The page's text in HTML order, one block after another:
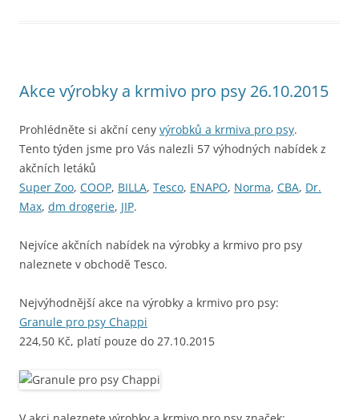
Akce výrobky a krmivo pro psy 26.10.2015
Prohlédněte si akční ceny výrobků a krmiva pro psy.
Tento týden jsme pro Vás nalezli 57 výhodných nabídek z
akčních letáků
Super Zoo, COOP, BILLA, Tesco, ENAPO, Norma, CBA, Dr.
Max, dm drogerie, JIP.
Nejvíce akčních nabídek na výrobky a krmivo pro psy
naleznete v obchodě Tesco.
Nejvýhodnější akce na výrobky a krmivo pro psy:
Granule pro psy Chappi
224,50 Kč, platí pouze do 27.10.2015